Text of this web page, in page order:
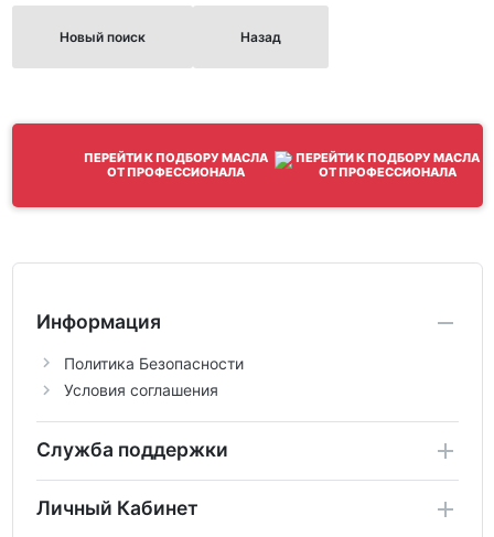
Новый поиск Назад
ПЕРЕЙТИ К ПОДБОРУ МАСЛА
ОТ ПРОФЕССИОНАЛА
Информация
Политика Безопасности
Условия соглашения
Служба поддержки
Личный Кабинет